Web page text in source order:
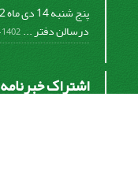
درسالن دفتر ...1402-10-14
اشتراک خبرنامه